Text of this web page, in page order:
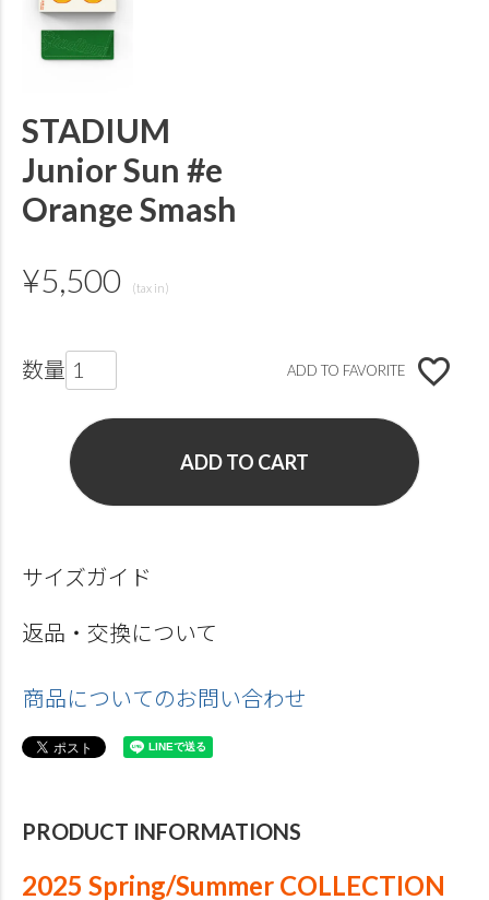
STADIUM
Junior Sun #e
Orange Smash
¥5,500
ADD TO FAVORITE
ADD TO CART
サイズガイド
返品・交換について
商品についてのお問い合わせ
PRODUCT INFORMATIONS
2025 Spring/Summer COLLECTION